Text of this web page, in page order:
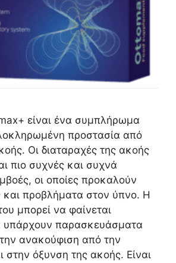
είναι ένα συμπλήρωμα
προστασία από
Οι διαταραχές της ακοής
πιο συχνές και συχνά
οι οποίες προκαλούν
προβλήματα στον ύπνο. Η
μπορεί να φαίνεται
υπάρχουν παρασκευάσματα
ανακούφιση από την
στην όξυνση της ακοής. Είναι